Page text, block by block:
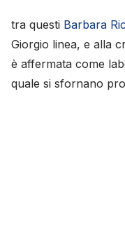
tra questi Barbara
Giorgio linea, e alla
è affermata come
quale si sfornano